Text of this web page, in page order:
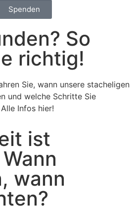
Spenden
So
richtig!
Sie, wann unsere stacheligen
und welche Schritte Sie
Infos hier!
ist
wann